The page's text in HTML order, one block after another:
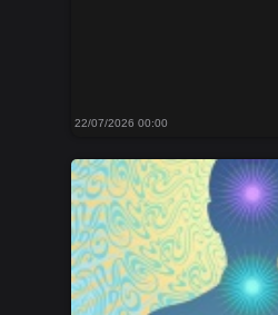
22/07/2026 00:00